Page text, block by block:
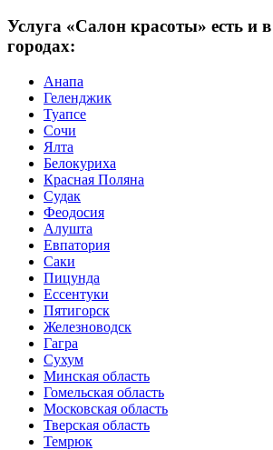
Услуга «Салон красоты» есть и
городах:
Анапа
Геленджик
Туапсе
Сочи
Ялта
Белокуриха
Красная Поляна
Судак
Феодосия
Алушта
Евпатория
Саки
Пицунда
Ессентуки
Пятигорск
Железноводск
Гагра
Сухум
Минская область
Гомельская область
Московская область
Тверская область
Темрюк